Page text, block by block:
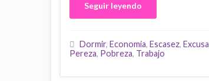
Seguir leyendo
Dormir, Economia, Escasez, Excusa
Pereza, Pobreza, Trabajo